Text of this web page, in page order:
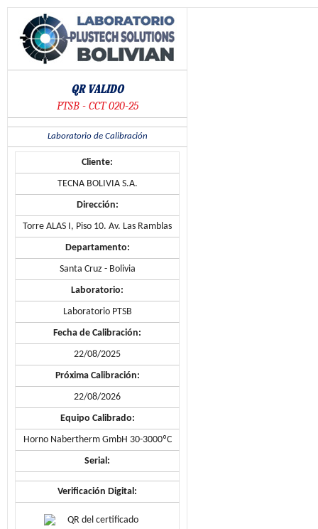
Saltar
contenido
QR VALIDO
PTSB - CCT 020-25
Laboratorio de Calibración
Cliente:
TECNA BOLIVIA S.A.
Dirección:
Torre ALAS I, Piso 10. Av. Las Ramblas
Departamento:
Santa Cruz - Bolivia
Laboratorio:
Laboratorio PTSB
Fecha de Calibración:
22/08/2025
Próxima Calibración:
22/08/2026
Equipo Calibrado:
Horno Nabertherm GmbH 30-3000ºC
Serial:
Verificación Digital: